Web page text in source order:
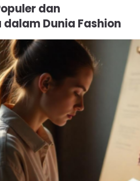
dan
Dunia Fashion